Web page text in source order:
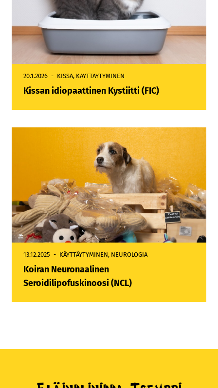
20.1.2026 KISSA, KÄYTTÄYTYMINEN
Kissan idiopaattinen Kystiitti (FIC)
13.12.2025 KÄYTTÄYTYMINEN, NEUROLOGIA
Koiran Neuronaalinen
Seroidilipofuskinoosi (NCL)